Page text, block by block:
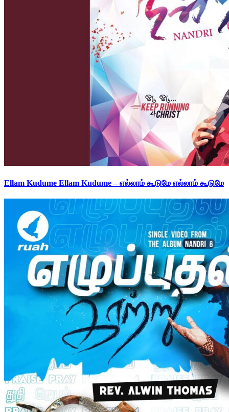
Ellam Kudume Ellam Kudume – எல்லாம் கூடுமே எல்லாம் கூடுமே